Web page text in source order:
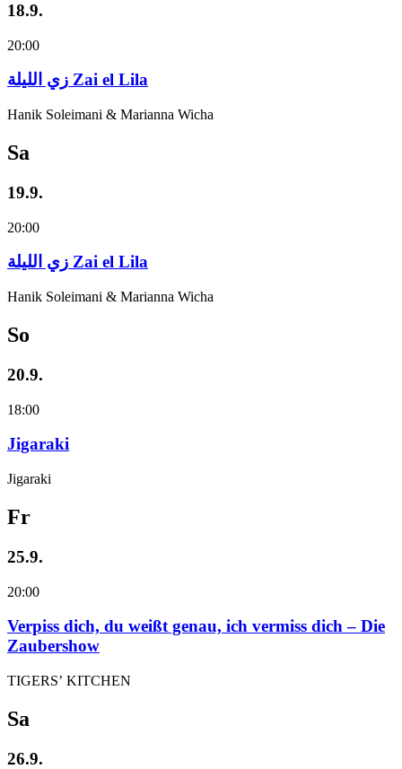
18.9.
20:00
زي‌ اللیلة Zai el Lila
Hanik Soleimani & Marianna Wicha
Sa
19.9.
20:00
زي‌ اللیلة Zai el Lila
Hanik Soleimani & Marianna Wicha
So
20.9.
18:00
Jigaraki
Jigaraki
Fr
25.9.
20:00
Verpiss dich, du weißt genau, ich vermiss dich – Die
Zaubershow
TIGERS’ KITCHEN
Sa
26.9.